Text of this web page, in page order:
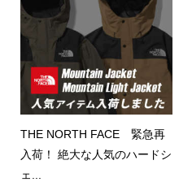
THE NORTH FACE 緊急再
入荷！ 絶大な人気のハードシ
ェ...